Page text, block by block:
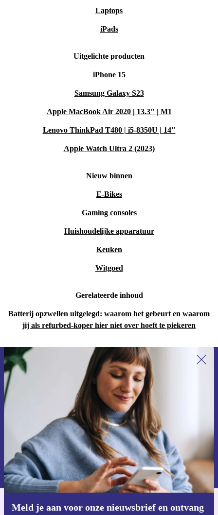
Laptops
iPads
Uitgelichte producten
iPhone 15
Samsung Galaxy S23
Apple MacBook Air 2020 | 13.3" | M1
Lenovo ThinkPad T480 | i5-8350U | 14"
Apple Watch Ultra 2 (2023)
Nieuw binnen
E-Bikes
Gaming consoles
Huishoudelijke apparatuur
Keuken
Witgoed
Gerelateerde inhoud
Batterij opzwellen uitgelegd: waarom het gebeurt en waarom
jij als refurbed-koper hier niet over hoeft te piekeren
Meld je aan voor onze nieuwsbrief en ontvang
Meld je aan voor onze nieuwsbrief en
ontvang €15 korting!
Mis nooit meer een aanbieding.
Voucher aanvragen
Informatie over het gebruik van persoonsgegevens vind je in ons
privacybeleid
Download de refurbed app